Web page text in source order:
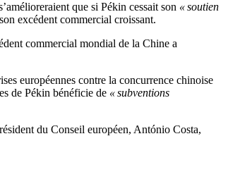
que si Pékin cessait son « soutien
excédent commercial croissant.
commercial mondial de la Chine a
européennes contre la concurrence chinoise
de Pékin bénéficie de « subventions
du Conseil européen, António Costa,